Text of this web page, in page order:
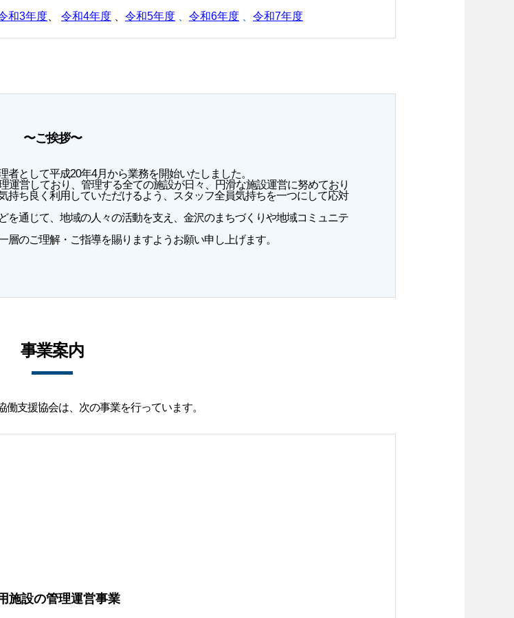
和3年度 令和4年度 令和5年度 令和6年度 令和7年度
〜ご挨拶〜
として平成20年4月から業務を開始いたしました。
運営しており、管理する全ての施設が日々、円滑な施設運営に努めており
持ち良く利用していただけるよう、スタッフ全員気持ちを一つにして応対
を通じて、地域の人々の活動を支え、金沢のまちづくりや地域コミュニテ
のご理解・ご指導を賜りますようお願い申し上げます。
事業案内
働支援協会は、次の事業を行っています。
施設の管理運営事業